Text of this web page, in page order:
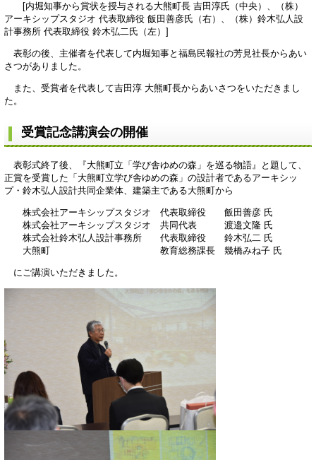
[内堀知事から賞状を授与される大熊町長 吉田淳氏（中央）、（株）
アーキシップスタジオ 代表取締役 飯田善彦氏（右）、（株）鈴木弘人設
計事務所 代表取締役 鈴木弘二氏（左）]
表彰の後、主催者を代表して内堀知事と福島民報社の芳見社長からあい
さつがありました。
また、受賞者を代表して吉田淳 大熊町長からあいさつをいただきまし
た。
受賞記念講演会の開催
表彰式終了後、『大熊町立「学び舎ゆめの森」を巡る物語』と題して、
正賞を受賞した「大熊町立学び舎ゆめの森」の設計者であるアーキシッ
プ・鈴木弘人設計共同企業体、建築主である大熊町から
株式会社アーキシップスタジオ 代表取締役 飯田善彦 氏
株式会社アーキシップスタジオ 共同代表 渡邉文隆 氏
株式会社鈴木弘人設計事務所 代表取締役 鈴木弘二 氏
大熊町 教育総務課長 幾橋みね子 氏
にご講演いただきました。